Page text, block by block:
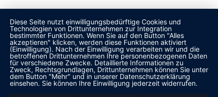
Diese Seite nutzt einwilligungsbedürftige Cookies und
Technologien von Drittunternehmen zur Integration
bestimmter Funktionen. Wenn Sie auf den Button "Alles
akzeptieren" klicken, werden diese Funktionen aktiviert
(Einwilligung). Nach der Einwilligung verarbeiten wir und die
betroffenen Drittunternehmen Ihre personenbezogenen Daten
für verschiedene Zwecke. Detaillierte Informationen zu
Zweck, Rechtsgrundlagen, Drittunternehmen können Sie unter
dem Button "Mehr" und in unserer Datenschutzerklärung
einsehen. Sie können Ihre Einwilligung jederzeit widerrufen.